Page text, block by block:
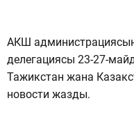
АКШ
делегациясы 23-27-
Тажикстан жана
новости жазды.